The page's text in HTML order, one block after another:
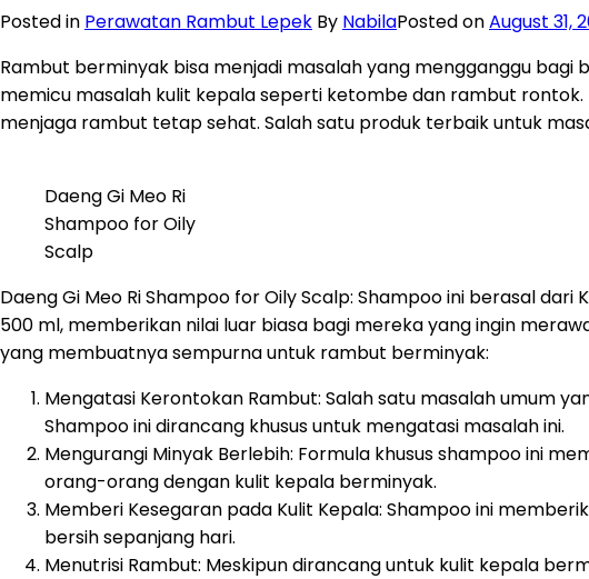
Posted in Perawatan Rambut Lepek By NabilaPosted onAugust 31,
Rambut berminyak bisa menjadi masalah yang mengganggu
memicu masalah kulit kepala seperti ketombe dan rambut
menjaga rambut tetap sehat. Salah satu produk terbaik untuk
Daeng Gi Meo Ri
Shampoo for Oily
Scalp
Daeng Gi Meo Ri Shampoo for Oily Scalp: Shampoo ini berasal
500 ml, memberikan nilai luar biasa bagi mereka yang ingin
yang membuatnya sempurna untuk rambut berminyak:
Mengatasi Kerontokan Rambut: Salah satu masalah umum
Shampoo ini dirancang khusus untuk mengatasi masalah ini.
Mengurangi Minyak Berlebih: Formula khusus shampoo ini
orang-orang dengan kulit kepala berminyak.
Memberi Kesegaran pada Kulit Kepala: Shampoo ini
bersih sepanjang hari.
Menutrisi Rambut: Meskipun dirancang untuk kulit kepala